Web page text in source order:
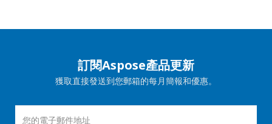
訂閱Aspose產品更新
獲取直接發送到您郵箱的每月簡報和優惠。